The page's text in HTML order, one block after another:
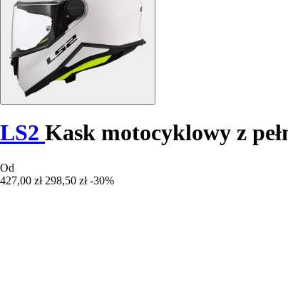
LS2 Kask motocyklowy z
Od
427,00 zł 298,50 zł -30%